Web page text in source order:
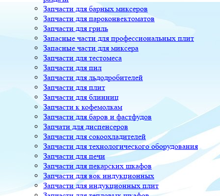
Запчасти для барных миксеров
Запчасти для пароконвектоматов
Запчасти для гриль
Запасные части для профессиональных плит
Запасные части для миксера
Запчасти для тестомеса
Запчасти для пил
Запчасти для льдодробителей
Запчасти для плит
Запчасти для блинниц
Запчасти к кофемолкам
Запчасти для баров и фастфудов
Запчати для диспенсеров
Запчасти для сокоохладителей
Запчасти для технологического оборудования
Запчасти для печи
Запчасти для пекарских шкафов
Запчасти для вок индукционных
Запчасти для индукционных плит